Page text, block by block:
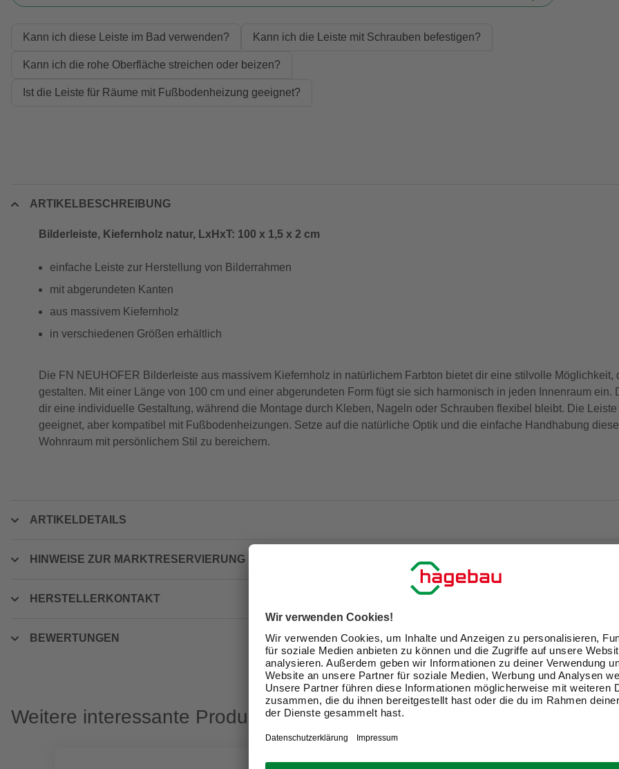
Kann ich diese Leiste im Bad verwenden? Kann ich die Leiste mit Schrauben befestigen?
Kann ich die rohe Oberfläche streichen oder beizen?
Ist die Leiste für Räume mit Fußbodenheizung geeignet?
ARTIKELBESCHREIBUNG
Bilderleiste, Kiefernholz natur, LxHxT: 100 x 1,5 x 2 cm
einfache Leiste zur Herstellung von Bilderrahmen
mit abgerundeten Kanten
aus massivem Kiefernholz
in verschiedenen Größen erhältlich
Die FN NEUHOFER Bilderleiste aus massivem Kiefernholz in natürlichem Farbton bietet dir eine stilvolle Möglichkeit,
gestalten. Mit einer Länge von 100 cm und einer abgerundeten Form fügt sie sich harmonisch in jeden Innenraum ein.
dir eine individuelle Gestaltung, während die Montage durch Kleben, Nageln oder Schrauben flexibel bleibt. Die
geeignet, aber kompatibel mit Fußbodenheizungen. Setze auf die natürliche Optik und die einfache Handhabung
Wohnraum mit persönlichem Stil zu bereichern.
ARTIKELDETAILS
HINWEISE ZUR MARKTRESERVIERUNG
HERSTELLERKONTAKT
BEWERTUNGEN
Weitere interessante Produkte